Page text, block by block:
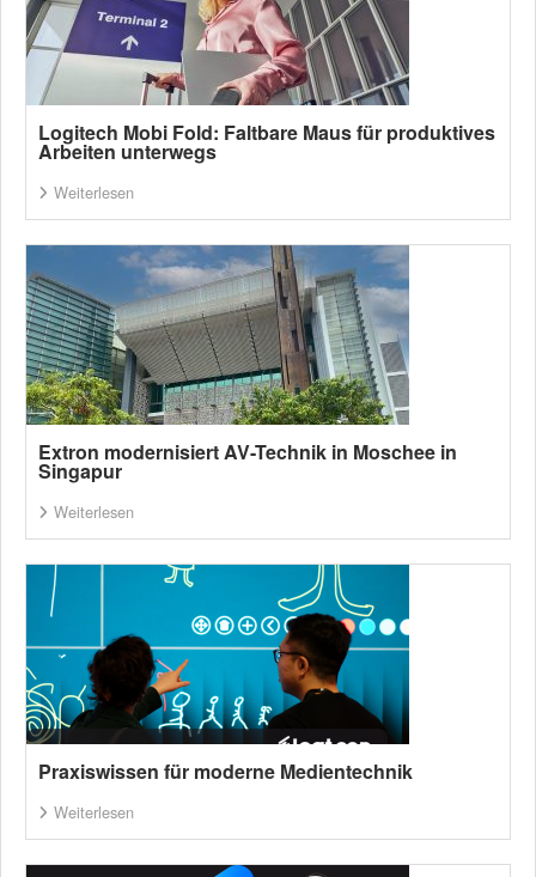
Logitech Mobi Fold: Faltbare Maus für produktives
Arbeiten unterwegs
Weiterlesen
Extron modernisiert AV-Technik in Moschee in
Singapur
Weiterlesen
Praxiswissen für moderne Medientechnik
Weiterlesen